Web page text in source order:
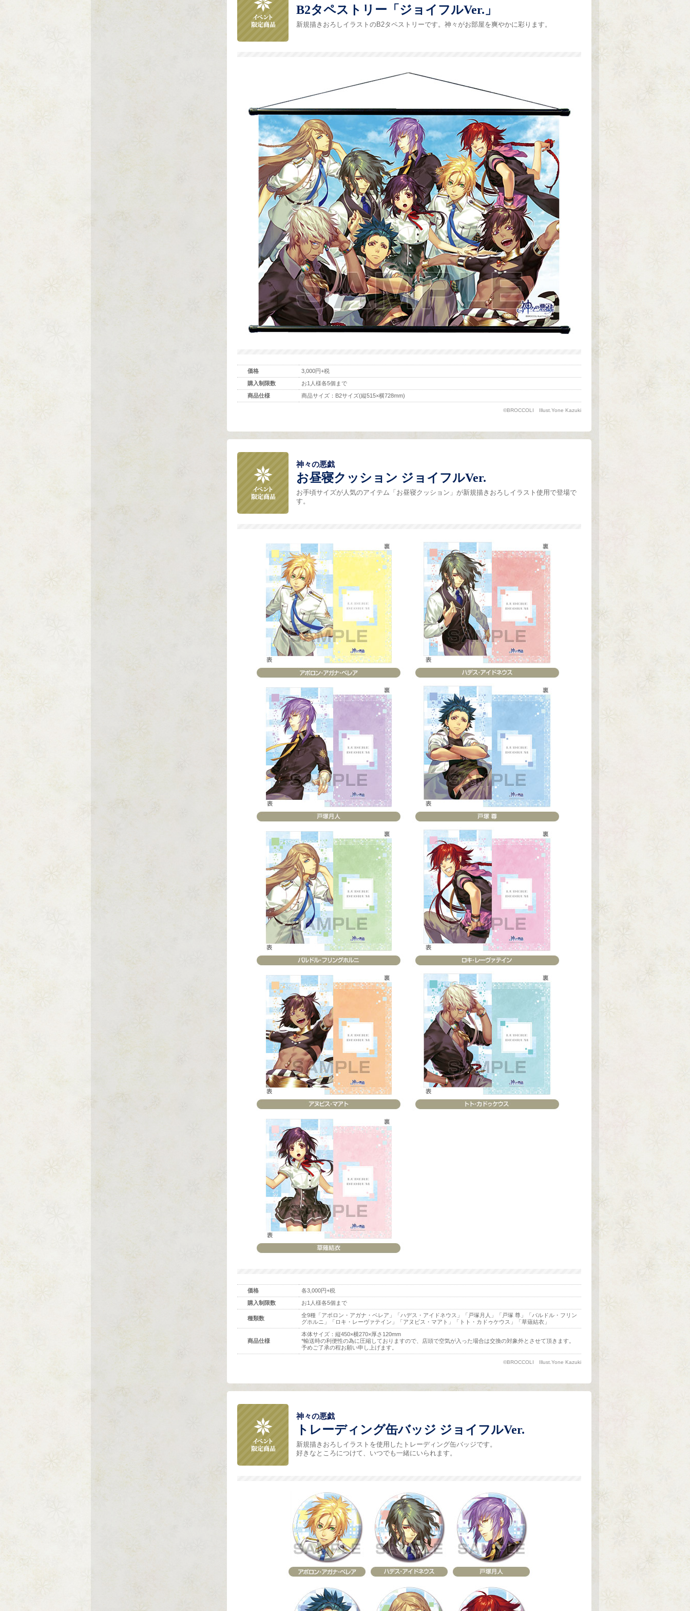
B2タペストリー「ジョイフルVer.」
新規描きおろしイラストのB2タペストリーです。神々がお部屋を爽やかに彩ります。
価格
3,000円+税
購入制限数
お1人様各5個まで
商品仕様
商品サイズ：B2サイズ(縦515×横728mm)
©BROCCOLI Illust.Yone Kazuki
神々の悪戯
お昼寝クッション ジョイフルVer.
お手頃サイズが人気のアイテム「お昼寝クッション」が新規描きおろしイラスト使用で登場で
す。
価格
各3,000円+税
購入制限数
お1人様各5個まで
種類数
全9種「アポロン・アガナ・ベレア」「ハデス・アイドネウス」「戸塚月人」「戸塚 尊」「バルドル・フリン
グホルニ」「ロキ・レーヴァテイン」「アヌビス・マアト」「トト・カドゥケウス」「草薙結衣」
商品仕様
本体サイズ：縦450×横270×厚さ120mm
*輸送時の利便性の為に圧縮しておりますので、店頭で空気が入った場合は交換の対象外とさせて頂きます。
予めご了承の程お願い申し上げます。
©BROCCOLI Illust.Yone Kazuki
神々の悪戯
トレーディング缶バッジ ジョイフルVer.
新規描きおろしイラストを使用したトレーディング缶バッジです。
好きなところにつけて、いつでも一緒にいられます。